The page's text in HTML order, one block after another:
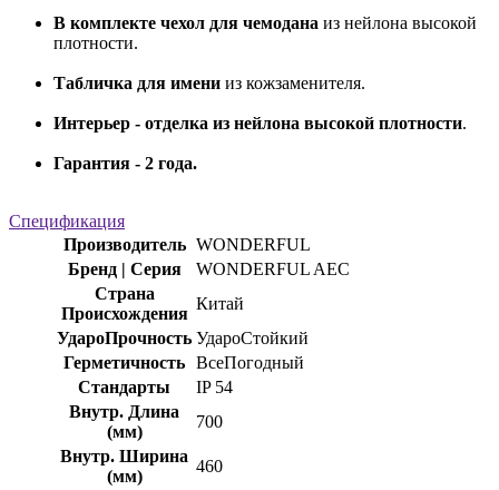
В комплекте чехол для чемодана из нейлона высокой
плотности.
Табличка для имени из кожзаменителя.
Интерьер - отделка из нейлона высокой плотности.
Гарантия - 2 года.
Спецификация
Производитель WONDERFUL
Бренд | Серия
WONDERFUL AEC
Страна
Происхождения
Китай
УдароПрочность УдароСтойкий
Герметичность ВсеПогодный
Стандарты
IP 54
Внутр. Длина
(мм)
700
Внутр. Ширина
(мм)
460